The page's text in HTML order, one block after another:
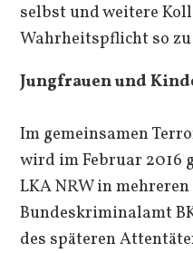
selbst und weitere
Wahrheitspflicht so
Jungfrauen und
Im gemeinsamen
wird im Februar 2016
LKA NRW in
Bundeskriminalamt
des späteren